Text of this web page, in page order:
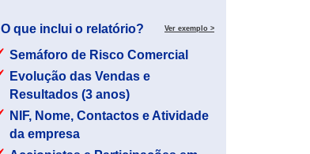
O que inclui o relatório? Ver exemplo >
Semáforo de Risco Comercial
Evolução das Vendas e
Resultados (3 anos)
NIF, Nome, Contactos e Atividade
da empresa